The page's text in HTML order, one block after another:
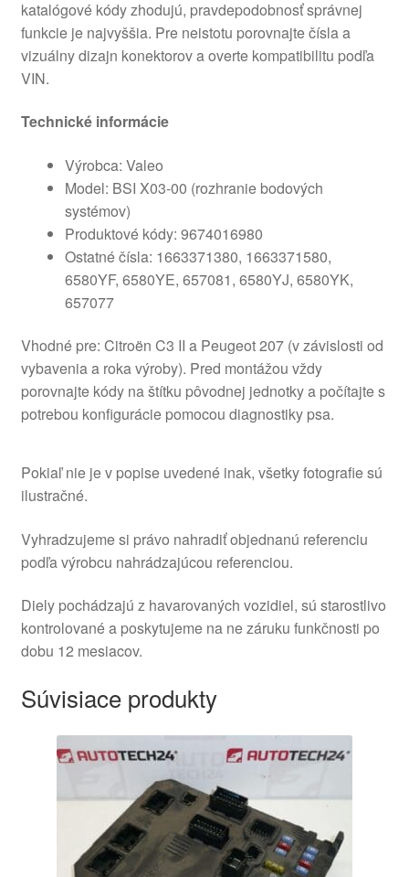
katalógové kódy zhodujú, pravdepodobnosť správnej
funkcie je najvyššia. Pre neistotu porovnajte čísla a
vizuálny dizajn konektorov a overte kompatibilitu podľa
VIN.
Technické informácie
Výrobca: Valeo
Model: BSI X03-00 (rozhranie bodových
systémov)
Produktové kódy: 9674016980
Ostatné čísla: 1663371380, 1663371580,
6580YF, 6580YE, 657081, 6580YJ, 6580YK,
657077
Vhodné pre: Citroën C3 II a Peugeot 207 (v závislosti od
vybavenia a roka výroby). Pred montážou vždy
porovnajte kódy na štítku pôvodnej jednotky a počítajte s
potrebou konfigurácie pomocou diagnostiky psa.
Pokiaľ nie je v popise uvedené inak, všetky fotografie sú
ilustračné.
Vyhradzujeme si právo nahradiť objednanú referenciu
podľa výrobcu nahrádzajúcou referenciou.
Diely pochádzajú z havarovaných vozidiel, sú starostlivo
kontrolované a poskytujeme na ne záruku funkčnosti po
dobu 12 mesiacov.
Súvisiace produkty